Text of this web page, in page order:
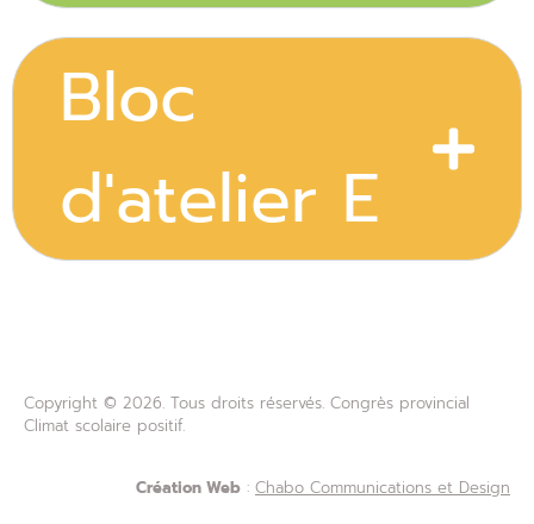
Bloc
d'atelier E
Copyright © 2026. Tous droits réservés. Congrès provincial
Climat scolaire positif.
Création Web : Chabo Communications et Design